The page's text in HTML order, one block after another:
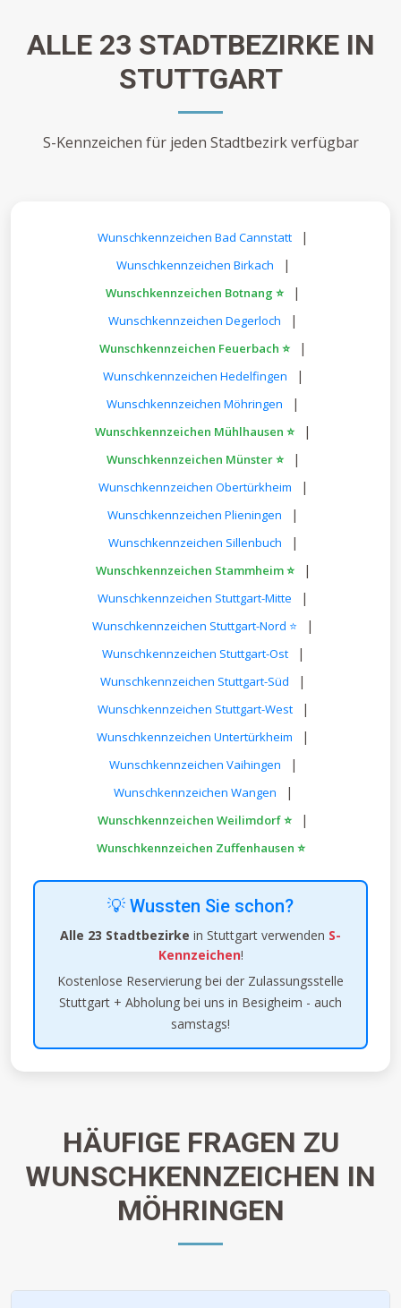
ALLE 23 STADTBEZIRKE IN
STUTTGART
S-Kennzeichen für jeden Stadtbezirk verfügbar
Wunschkennzeichen Bad Cannstatt |
Wunschkennzeichen Birkach |
Wunschkennzeichen Botnang ⭐ |
Wunschkennzeichen Degerloch |
Wunschkennzeichen Feuerbach ⭐ |
Wunschkennzeichen Hedelfingen |
Wunschkennzeichen Möhringen |
Wunschkennzeichen Mühlhausen ⭐ |
Wunschkennzeichen Münster ⭐ |
Wunschkennzeichen Obertürkheim |
Wunschkennzeichen Plieningen |
Wunschkennzeichen Sillenbuch |
Wunschkennzeichen Stammheim ⭐ |
Wunschkennzeichen Stuttgart-Mitte |
Wunschkennzeichen Stuttgart-Nord ⭐ |
Wunschkennzeichen Stuttgart-Ost |
Wunschkennzeichen Stuttgart-Süd |
Wunschkennzeichen Stuttgart-West |
Wunschkennzeichen Untertürkheim |
Wunschkennzeichen Vaihingen |
Wunschkennzeichen Wangen |
Wunschkennzeichen Weilimdorf ⭐ |
Wunschkennzeichen Zuffenhausen ⭐
💡 Wussten Sie schon?
Alle 23 Stadtbezirke in Stuttgart verwenden S-
Kennzeichen!
Kostenlose Reservierung bei der Zulassungsstelle
Stuttgart + Abholung bei uns in Besigheim - auch
samstags!
HÄUFIGE FRAGEN ZU
WUNSCHKENNZEICHEN IN
MÖHRINGEN